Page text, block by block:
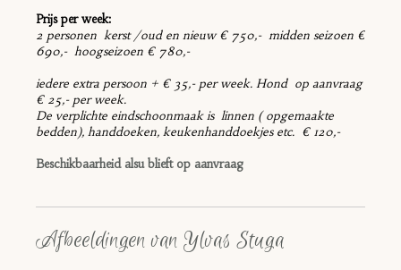
Prijs per week:
2 personen kerst /oud en nieuw € 750,- midden seizoen €
690,- hoogseizoen € 780,-
iedere extra persoon + € 35,- per week. Hond op aanvraag
€ 25,- per week.
De verplichte eindschoonmaak is linnen ( opgemaakte
bedden), handdoeken, keukenhanddoekjes etc. € 120,-
Beschikbaarheid alsu blieft op aanvraag
Afbeeldingen van Ylvas Stuga